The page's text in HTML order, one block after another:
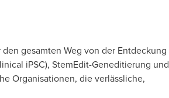
gesamten Weg von der Entdeckung
iPSC), StemEdit-Geneditierung und
Organisationen, die verlässliche,